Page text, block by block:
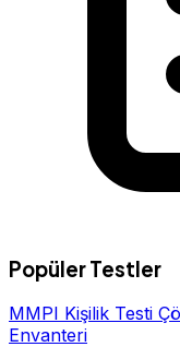
Popüler Testler
MMPI Kişilik Testi
Envanteri